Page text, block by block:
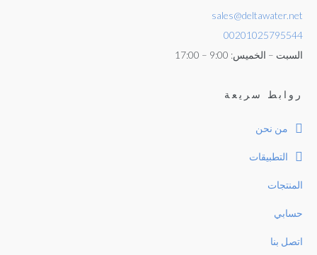
sales@deltawater.net
00201025795544
السبت – الخميس: 9:00 – 17:00
روابط سريعة
من نحن
التطبيقات
المنتجات
حسابي
اتصل بنا